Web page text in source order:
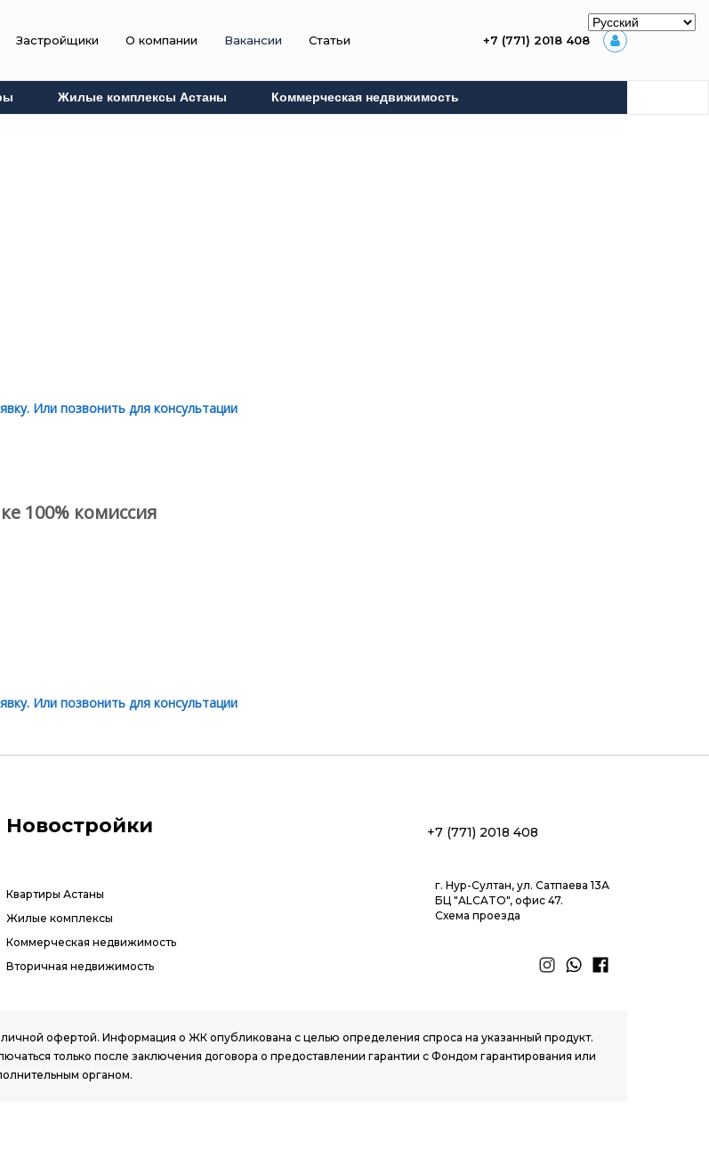
Застройщики О компании Вакансии Статьи +7 (771) 2018 408
Жилые комплексы Астаны Коммерческая недвижимость
Или позвонить для консультации
100% комиссия
Или позвонить для консультации
Новостройки
Квартиры Астаны
Жилые комплексы
Коммерческая недвижимость
Вторичная недвижимость
+7 (771) 2018 408
г. Нур-Султан, ул. Сатпаева 13А
БЦ "ALCATO", офис 47.
Схема проезда
офертой. Информация о ЖК опубликована с целью определения спроса на указанный продукт.
только после заключения договора о предоставлении гарантии с Фондом гарантирования или
органом.